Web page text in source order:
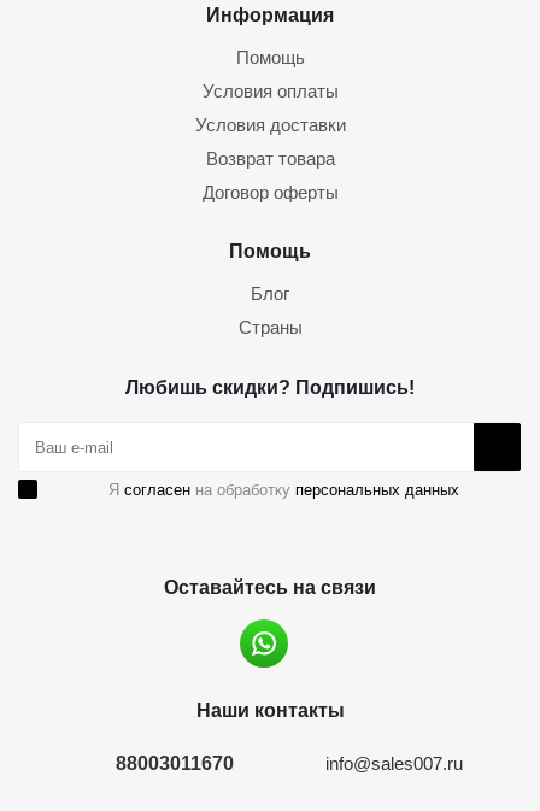
Информация
Помощь
Условия оплаты
Условия доставки
Возврат товара
Договор оферты
Помощь
Блог
Страны
Любишь скидки? Подпишись!
Я согласен на обработку персональных данных
Оставайтесь на связи
Наши контакты
88003011670 info@sales007.ru